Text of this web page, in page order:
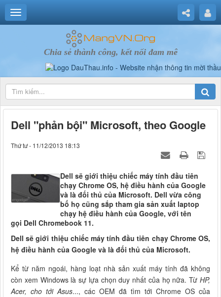
Chia sẻ thành công, kết nối đam mê
Dell "phản bội" Microsoft, theo Google
Thứ tư - 11/12/2013 18:13
Dell sẽ giới thiệu chiếc máy tính đầu tiên
chạy Chrome OS, hệ điều hành của Google
và là đối thủ của Microsoft. Dell vừa công
bố họ cũng sắp tham gia sản xuất laptop
chạy hệ điều hành của Google, với tên
gọi Dell Chromebook 11.
Dell sẽ giới thiệu chiếc máy tính đầu tiên chạy Chrome OS,
hệ điều hành của Google và là đối thủ của Microsoft.
Kể từ năm ngoái, hàng loạt nhà sản xuất máy tính đã không
còn xem Windows là sự lựa chọn duy nhất của họ nữa. Từ HP,
Acer, cho tới Asus..., các OEM đã tìm tới Chrome OS của